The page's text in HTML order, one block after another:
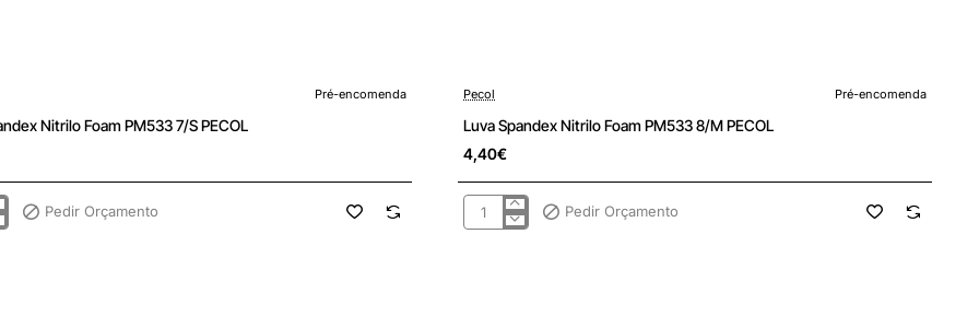
Pré-encomenda
Nitrilo Foam PM533 7/S PECOL
Pedir Orçamento
Pré-encomenda
Pecol Pré-encomenda
Luva Spandex Nitrilo Foam PM533 8/M PECOL
4,40€
Luva
Pedir Orçamento